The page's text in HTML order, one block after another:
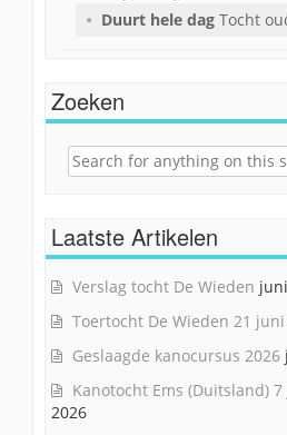
Duurt hele dag Tocht
Zoeken
Search
Laatste Artikelen
Verslag tocht De Wieden
Toertocht De Wieden 21
Geslaagde kanocursus 2026
Kanotocht Ems (Duitsland)
2026